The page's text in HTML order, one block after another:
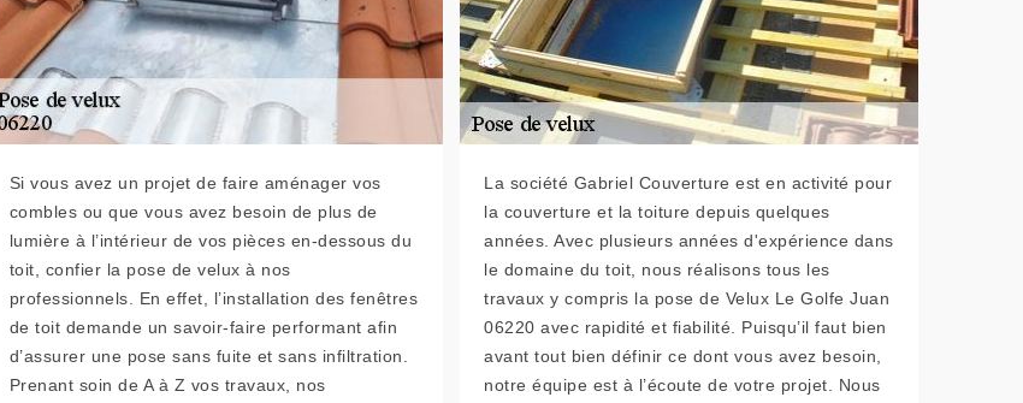
Si vous avez un projet de faire aménager vos
combles ou que vous avez besoin de plus de
lumière à l’intérieur de vos pièces en-dessous du
toit, confier la pose de velux à nos
professionnels. En effet, l’installation des fenêtres
de toit demande un savoir-faire performant afin
d’assurer une pose sans fuite et sans infiltration.
Prenant soin de A à Z vos travaux, nos
La société Gabriel Couverture est en activité pour
la couverture et la toiture depuis quelques
années. Avec plusieurs années d'expérience dans
le domaine du toit, nous réalisons tous les
travaux y compris la pose de Velux Le Golfe Juan
06220 avec rapidité et fiabilité. Puisqu’il faut bien
avant tout bien définir ce dont vous avez besoin,
notre équipe est à l’écoute de votre projet. Nous